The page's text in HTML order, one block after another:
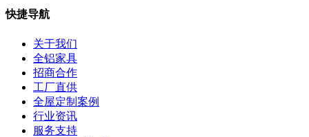
快捷导航
关于我们
全铝家具
招商合作
工厂直供
全屋定制案例
行业资讯
服务支持